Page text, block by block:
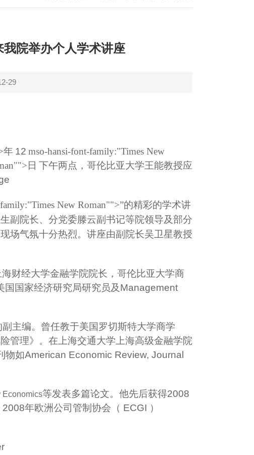
院举办个人学术讲座
29
年 12 mso-hansi-font-family:"Times New
日 下午两点，哥伦比亚大学王能教授应
New Roman"">”的精彩的学术讲
副院长、分党委滕云副书记等院领导及部分
场气氛十分热烈。讲座由副院长吴卫星教授
财经大学金融学院院长，哥伦比亚大学商
国国家经济研究局研究员及Management
主编。曾任教于美国罗切斯特大学商学
管理》。在上海交通大学上海高级金融学院
物如American Economic Review, Journal
Economics等发表多篇论文。他先后获得2008
2008年欧洲公司管制协会（ ECGI ）